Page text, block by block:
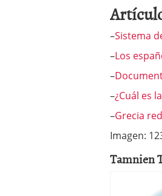
–Sistema
–Los
–
–¿Cuál es
–Grecia
Imagen:
Tamnien